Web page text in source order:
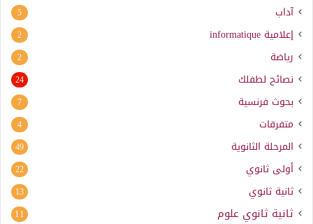
آداب 5
إعلامية informatique
2
رياضة 2
نصائح لطفلك 24
بحوث فرنسية 7
متفرقات 4
المرحلة الثانوية 49
أولى ثانوي 22
ثانية ثانوي 13
ثانية ثانوي علوم 11